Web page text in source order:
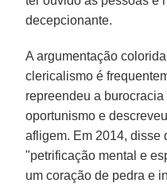
decepcionante.
A argumentação
clericalismo é
repreendeu a
oportunismo e
afligem. Em 2014, disse
"petrificação mental e
um coração de pedra e